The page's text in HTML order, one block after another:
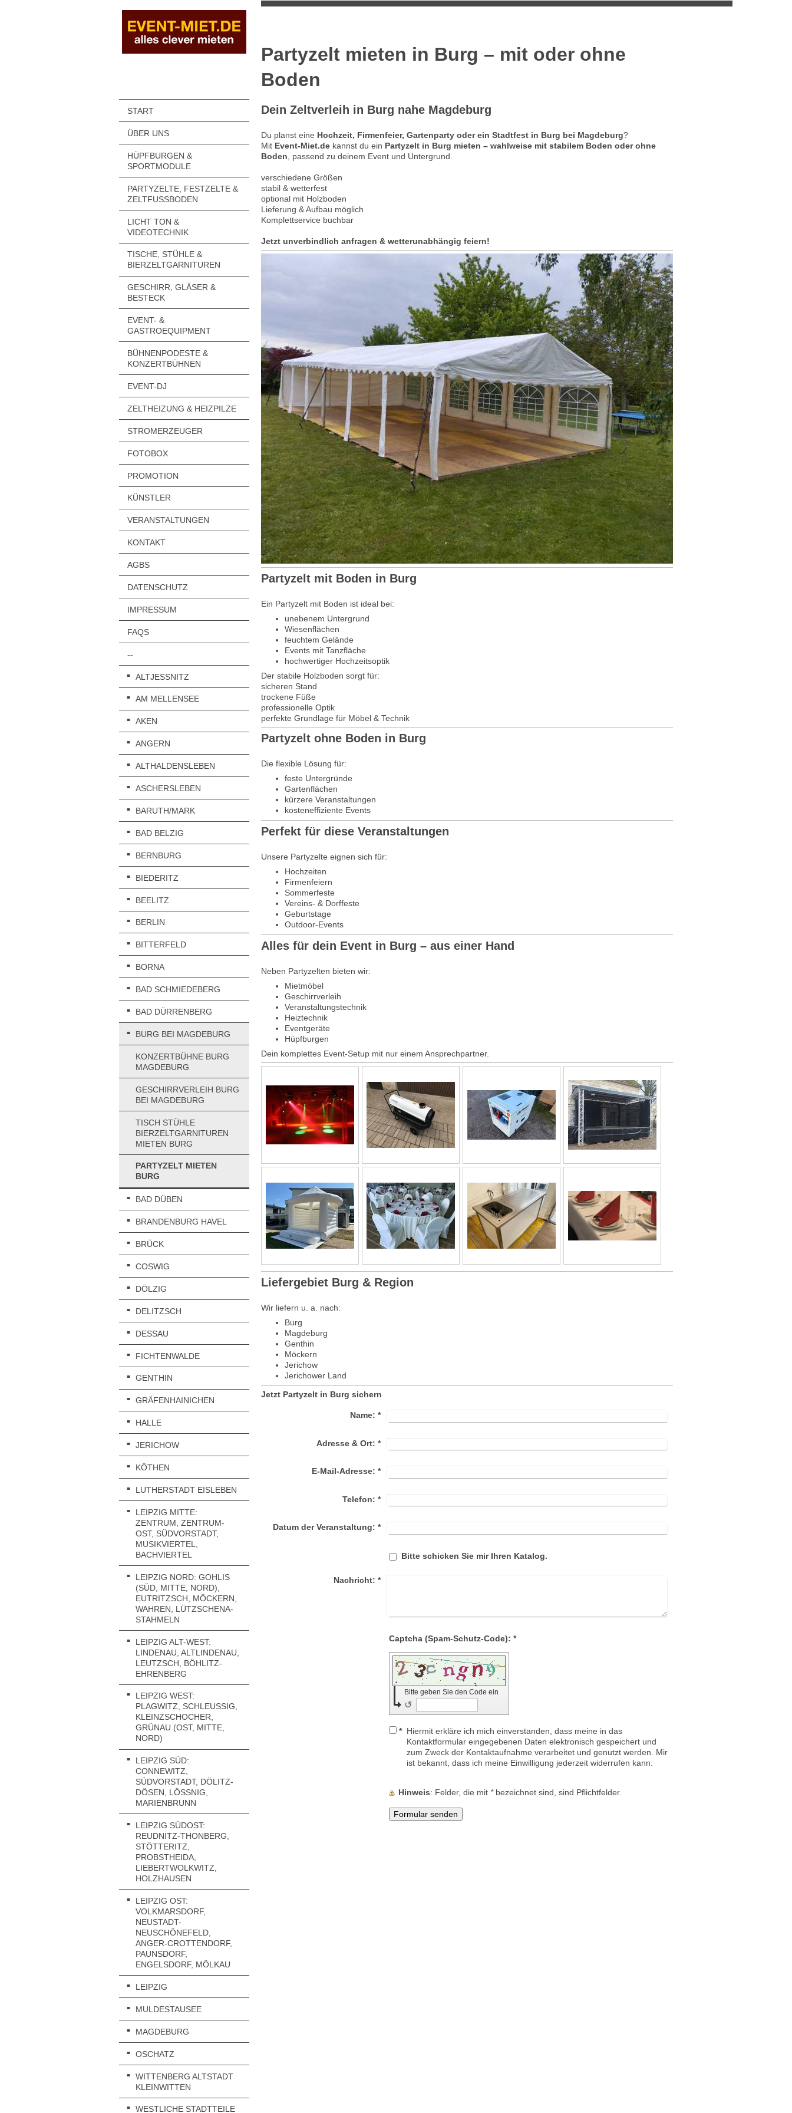
START
ÜBER UNS
HÜPFBURGEN &
SPORTMODULE
PARTYZELTE, FESTZELTE &
ZELTFUSSBODEN
LICHT TON &
VIDEOTECHNIK
TISCHE, STÜHLE &
BIERZELTGARNITUREN
GESCHIRR, GLÄSER &
BESTECK
EVENT- &
GASTROEQUIPMENT
BÜHNENPODESTE &
KONZERTBÜHNEN
EVENT-DJ
ZELTHEIZUNG & HEIZPILZE
STROMERZEUGER
FOTOBOX
PROMOTION
KÜNSTLER
VERANSTALTUNGEN
KONTAKT
AGBS
DATENSCHUTZ
IMPRESSUM
FAQS
--
ALTJESSNITZ
AM MELLENSEE
AKEN
ANGERN
ALTHALDENSLEBEN
ASCHERSLEBEN
BARUTH/MARK
BAD BELZIG
BERNBURG
BIEDERITZ
BEELITZ
BERLIN
BITTERFELD
BORNA
BAD SCHMIEDEBERG
BAD DÜRRENBERG
BURG BEI MAGDEBURG
KONZERTBÜHNE BURG
MAGDEBURG
GESCHIRRVERLEIH BURG
BEI MAGDEBURG
TISCH STÜHLE
BIERZELTGARNITUREN
MIETEN BURG
PARTYZELT MIETEN
BURG
BAD DÜBEN
BRANDENBURG HAVEL
BRÜCK
COSWIG
DÖLZIG
DELITZSCH
DESSAU
FICHTENWALDE
GENTHIN
GRÄFENHAINICHEN
HALLE
JERICHOW
KÖTHEN
LUTHERSTADT EISLEBEN
LEIPZIG MITTE:
ZENTRUM, ZENTRUM-
OST, SÜDVORSTADT,
MUSIKVIERTEL,
BACHVIERTEL
LEIPZIG NORD: GOHLIS
(SÜD, MITTE, NORD),
EUTRITZSCH, MÖCKERN,
WAHREN, LÜTZSCHENA-
STAHMELN
LEIPZIG ALT-WEST:
LINDENAU, ALTLINDENAU,
LEUTZSCH, BÖHLITZ-
EHRENBERG
LEIPZIG WEST:
PLAGWITZ, SCHLEUSSIG, K
LEINZSCHOCHER, G
RÜNAU (OST, MITTE, N
ORD)
LEIPZIG SÜD:
CONNEWITZ,
SÜDVORSTADT, DÖLITZ-
DÖSEN, LÖSSNIG, M
ARIENBRUNN
LEIPZIG SÜDOST:
REUDNITZ-THONBERG,
STÖTTERITZ,
PROBSTHEIDA,
LIEBERTWOLKWITZ,
HOLZHAUSEN
LEIPZIG OST:
VOLKMARSDORF,
NEUSTADT-
NEUSCHÖNEFELD,
ANGER-CROTTENDORF,
PAUNSDORF,
ENGELSDORF, MÖLKAU
LEIPZIG
MULDESTAUSEE
MAGDEBURG
OSCHATZ
WITTENBERG ALTSTADT
KLEINWITTEN
WESTLICHE STADTTEILE
Partyzelt mieten in Burg – mit oder ohne
Boden
Dein Zeltverleih in Burg nahe Magdeburg
Du planst eine Hochzeit, Firmenfeier, Gartenparty oder ein Stadtfest in Burg bei Magdeburg?
Mit Event-Miet.dekannst du ein Partyzelt in Burg mieten – wahlweise mit stabilem Boden oder ohne
Boden , passend zu deinem Event und Untergrund.
verschiedene Größen
stabil & wetterfest
optional mit Holzboden
Lieferung & Aufbau möglich
Komplettservice buchbar
Jetzt unverbindlich anfragen & wetterunabhängig feiern!
Partyzelt mit Boden in Burg
Ein Partyzelt mit Boden ist ideal bei:
unebenem Untergrund
Wiesenflächen
feuchtem Gelände
Events mit Tanzfläche
hochwertiger Hochzeitsoptik
Der stabile Holzboden sorgt für:
sicheren Stand
trockene Füße
professionelle Optik
perfekte Grundlage für Möbel & Technik
Partyzelt ohne Boden in Burg
Die flexible Lösung für:
feste Untergründe
Gartenflächen
kürzere Veranstaltungen
kosteneffiziente Events
Perfekt für diese Veranstaltungen
Unsere Partyzelte eignen sich für:
Hochzeiten
Firmenfeiern
Sommerfeste
Vereins- & Dorffeste
Geburtstage
Outdoor-Events
Alles für dein Event in Burg – aus einer Hand
Neben Partyzelten bieten wir:
Mietmöbel
Geschirrverleih
Veranstaltungstechnik
Heiztechnik
Eventgeräte
Hüpfburgen
Dein komplettes Event-Setup mit nur einem Ansprechpartner.
Liefergebiet Burg & Region
Wir liefern u. a. nach:
Burg
Magdeburg
Genthin
Möckern
Jerichow
Jerichower Land
Jetzt Partyzelt in Burg sichern
Name: *
Adresse & Ort: *
E-Mail-Adresse: *
Telefon: *
Datum der Veranstaltung: *
Bitte schicken Sie mir Ihren Katalog.
Nachricht: *
Captcha (Spam-Schutz-Code): *
Bitte geben Sie den Code ein
↺
* Hiermit erkläre ich mich einverstanden, dass meine in das
Kontaktformular eingegebenen Daten elektronisch gespeichert und
zum Zweck der Kontaktaufnahme verarbeitet und genutzt werden. Mir
ist bekannt, dass ich meine Einwilligung jederzeit widerrufen kann.
Hinweis : Felder, die mit *bezeichnet sind, sind Pflichtfelder.